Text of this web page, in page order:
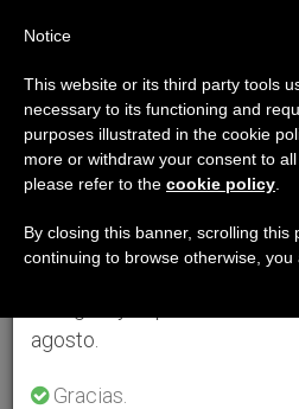
Aviso importante
Del 27 de julio al 7 de
anual, aprovechando que en
se generan menos
agosto.
Gracias.
Notice
This website or its third party tools
necessary to its functioning and
purposes illustrated in the cookie
more or withdraw your consent to
please refer to the cookie policy
By closing this banner, scrolling this
continuing to browse otherwise, you